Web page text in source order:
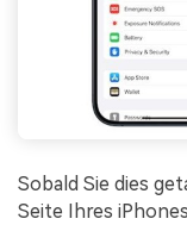
Sobald Sie dies
Seite Ihres